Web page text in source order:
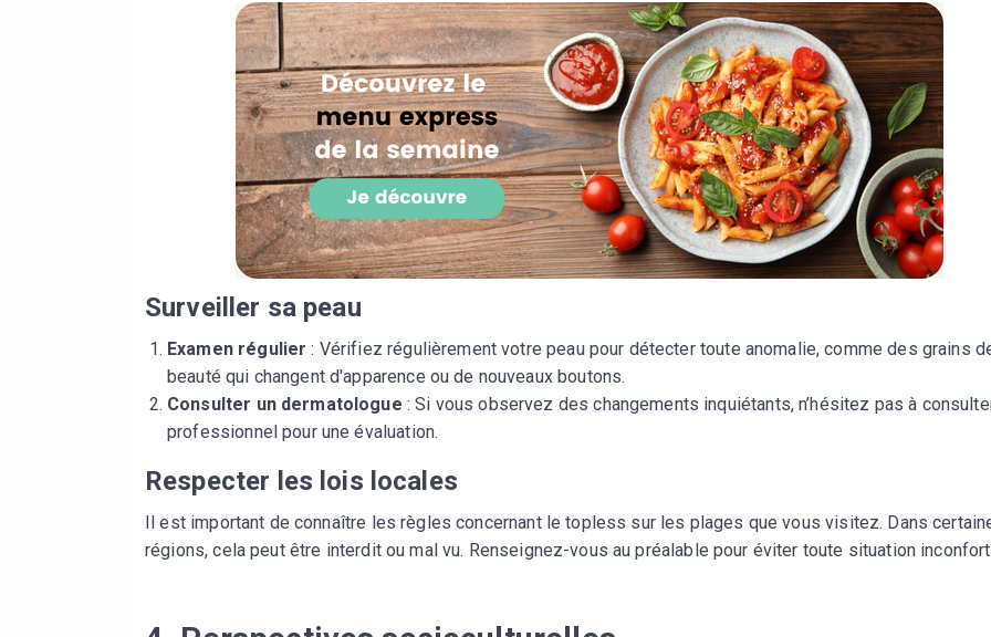
Surveiller sa peau
Examen régulier : Vérifiez régulièrement votre peau pour détecter toute anomalie, comme des grains
beauté qui changent d'apparence ou de nouveaux boutons.
Consulter un dermatologue : Si vous observez des changements inquiétants, n’hésitez pas à
professionnel pour une évaluation.
Respecter les lois locales
Il est important de connaître les règles concernant le topless sur les plages que vous visitez. Dans
régions, cela peut être interdit ou mal vu. Renseignez-vous au préalable pour éviter toute situation